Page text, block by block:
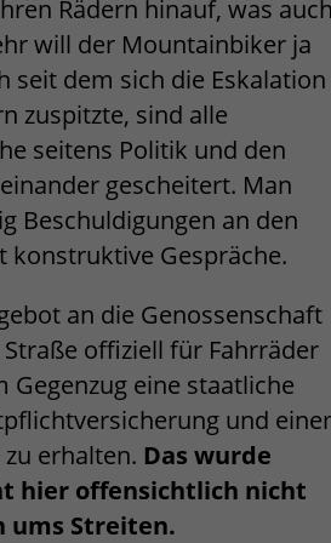
Rädern hinauf, was
will der Mountainbiker ja
seit dem sich die Eskalation
zuspitzte, sind alle
seitens Politik und den
gescheitert. Man
Beschuldigungen an den
konstruktive Gespräche.
an die Genossenschaft
offiziell für Fahrräder
Gegenzug eine staatliche
und
erhalten. Das wurde
hier offensichtlich nicht
ums Streiten.